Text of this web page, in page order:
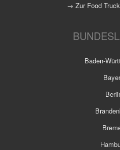
→ Zur Food
Baden-